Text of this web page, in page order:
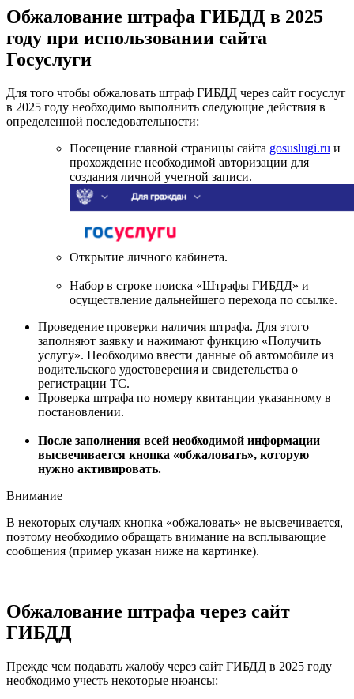
Обжалование штрафа ГИБДД в 2025
году при использовании сайта
Госуслуги
Для того чтобы обжаловать штраф ГИБДД через сайт госуслуг
в 2025 году необходимо выполнить следующие действия в
определенной последовательности:
Посещение главной страницы сайта gosuslugi.ru и
прохождение необходимой авторизации для
создания личной учетной записи.
Открытие личного кабинета.
Набор в строке поиска «Штрафы ГИБДД» и
осуществление дальнейшего перехода по ссылке.
Проведение проверки наличия штрафа. Для этого
заполняют заявку и нажимают функцию «Получить
услугу». Необходимо ввести данные об автомобиле из
водительского удостоверения и свидетельства о
регистрации ТС.
Проверка штрафа по номеру квитанции указанному в
постановлении.
После заполнения всей необходимой информации
высвечивается кнопка «обжаловать», которую
нужно активировать.
Внимание
В некоторых случаях кнопка «обжаловать» не высвечивается,
поэтому необходимо обращать внимание на всплывающие
сообщения (пример указан ниже на картинке).
Обжалование штрафа через сайт
ГИБДД
Прежде чем подавать жалобу через сайт ГИБДД в 2025 году
необходимо учесть некоторые нюансы: